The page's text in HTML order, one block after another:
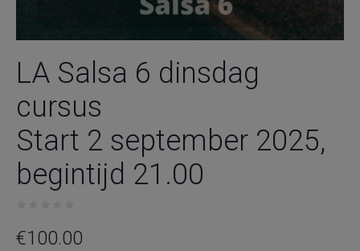
LA Salsa 6 dinsdag
cursus
Start 2 september 2025,
begintijd 21.00
€100.00